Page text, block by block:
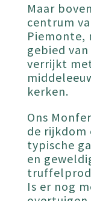
Maar
centrum
Piemonte,
gebied
verrijkt
kerken.
Ons
de rijkdom
typische
en
Is er nog